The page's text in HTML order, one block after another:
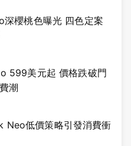
深櫻桃色曝光 四色定案
599美元起 價格跌破門
潮
Neo低價策略引發消費衝